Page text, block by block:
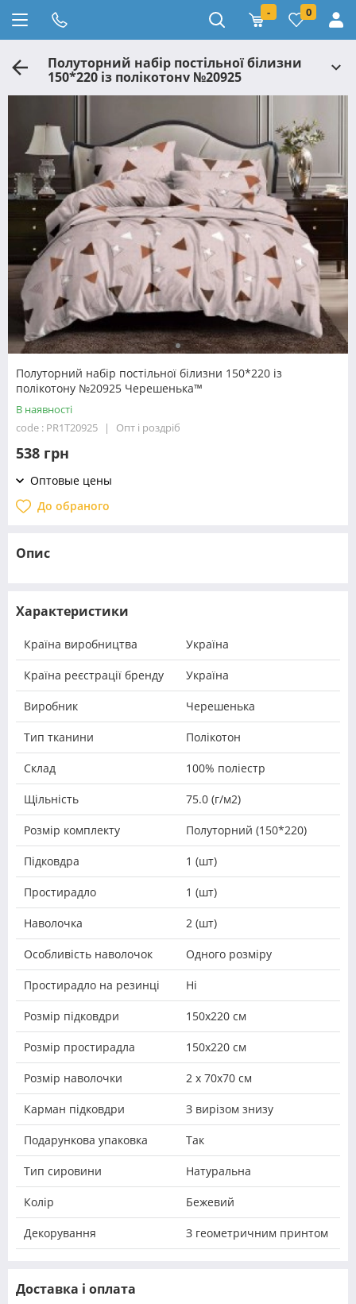
- 0
Полуторний набір постільної білизни
150*220 із полікотону №20925
Черешенька™
Полуторний набір постільної білизни 150*220 із
полікотону №20925 Черешенька™
В наявності
code : PR1T20925
Опт і роздріб
538 грн
Оптовые цены
До обраного
Опис
Характеристики
Країна виробництва Україна
Країна реєстрації бренду Україна
Виробник Черешенька
Тип тканини Полікотон
Склад 100% поліестр
Щільність 75.0 (г/м2)
Розмір комплекту Полуторний (150*220)
Підковдра 1 (шт)
Простирадло 1 (шт)
Наволочка 2 (шт)
Особливість наволочок Одного розміру
Простирадло на резинці Ні
Розмір підковдри 150х220 см
Розмір простирадла 150х220 см
Розмір наволочки 2 х 70х70 см
Карман підковдри З вирізом знизу
Подарункова упаковка Так
Тип сировини Натуральна
Колір Бежевий
Декорування З геометричним принтом
Доставка і оплата